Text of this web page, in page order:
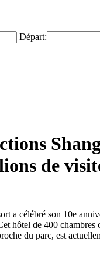
Départ:
de
a célébré son 10e
hôtel de 400
du parc, est